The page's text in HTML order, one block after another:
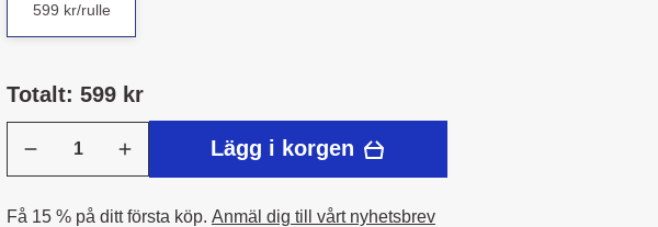
599 kr/rulle
Totalt: 599 kr
Lägg i korgen
Få 15 % på ditt första köp. Anmäl dig till vårt nyhetsbrev